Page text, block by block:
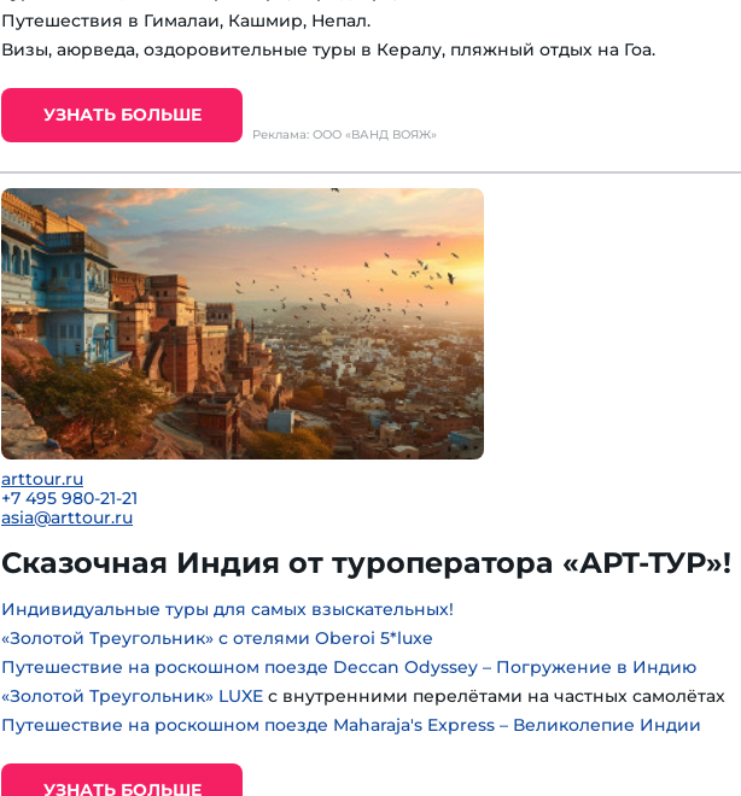
Путешествия в Гималаи, Кашмир, Непал.
Визы, аюрведа, оздоровительные туры в Кералу, пляжный отдых на Гоа.
УЗНАТЬ БОЛЬШЕ
Реклама: ООО «ВАНД ВОЯЖ»
arttour.ru
+7 495 980-21-21
asia@arttour.ru
Сказочная Индия от туроператора «АРТ-ТУР»!
Индивидуальные туры для самых взыскательных!
«Золотой Треугольник» с отелями Oberoi 5*luxe
Путешествие на роскошном поезде Deccan Odyssey – Погружение в Индию
«Золотой Треугольник» LUXE с внутренними перелётами на частных самолётах
Путешествие на роскошном поезде Maharaja's Express – Великолепие Индии
УЗНАТЬ БОЛЬШЕ